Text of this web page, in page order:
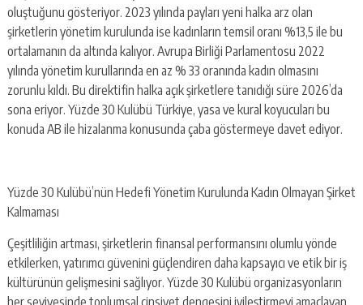
oluştuğunu gösteriyor. 2023 yılında payları yeni halka arz olan
şirketlerin yönetim kurulunda ise kadınların temsil oranı %13,5 ile bu
ortalamanın da altında kalıyor. Avrupa Birliği Parlamentosu 2022
yılında yönetim kurullarında en az % 33 oranında kadın olmasını
zorunlu kıldı. Bu direktifin halka açık şirketlere tanıdığı süre 2026’da
sona eriyor. Yüzde 30 Kulübü Türkiye, yasa ve kural koyucuları bu
konuda AB ile hizalanma konusunda çaba göstermeye davet ediyor.
Yüzde 30 Kulübü’nün Hedefi Yönetim Kurulunda Kadın Olmayan Şirket
Kalmaması
Çeşitliliğin artması, şirketlerin finansal performansını olumlu yönde
etkilerken, yatırımcı güvenini güçlendiren daha kapsayıcı ve etik bir iş
kültürünün gelişmesini sağlıyor. Yüzde 30 Kulübü organizasyonların
her seviyesinde toplumsal cinsiyet dengesini iyileştirmeyi amaçlayan